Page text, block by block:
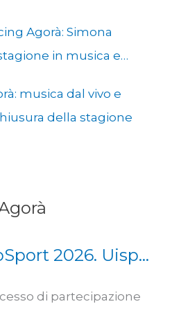
Agorà: Simona
in musica e
musica dal vivo e
della stagione
2026. Uisp
di partecipazione